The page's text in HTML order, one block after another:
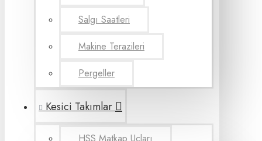
Salgı Saatleri
Makine Terazileri
Pergeller
Kesici Takımlar